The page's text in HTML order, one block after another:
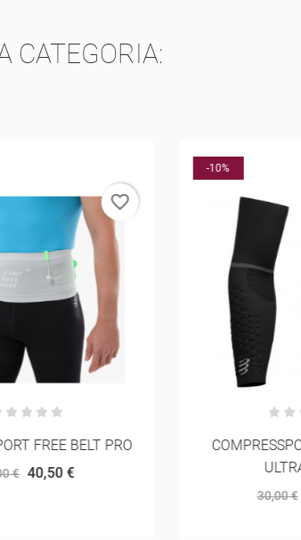
CATEGORIA:
FREE BELT PRO
40,50 €
favorite_border
-10%
30,00 €